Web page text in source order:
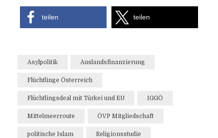
teilen teilen
Asylpolitik Auslandsfinanzierung
Flüchtlinge Österreich
Flüchtlingsdeal mit Türkei und EU IGGÖ
Mittelmeerroute ÖVP Mitgliedschaft
politische Islam Religionsstudie